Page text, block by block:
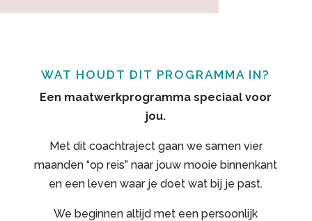
WAT HOUDT DIT PROGRAMMA IN?
Een maatwerkprogramma speciaal voor
jou.
Met dit coachtraject gaan we samen vier
maanden “op reis” naar jouw mooie binnenkant
en een leven waar je doet wat bij je past.
We beginnen altijd met een persoonlijk